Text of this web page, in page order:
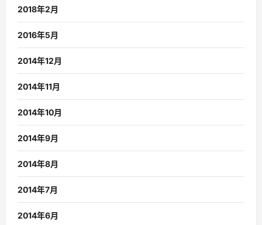
2018年2月
2016年5月
2014年12月
2014年11月
2014年10月
2014年9月
2014年8月
2014年7月
2014年6月